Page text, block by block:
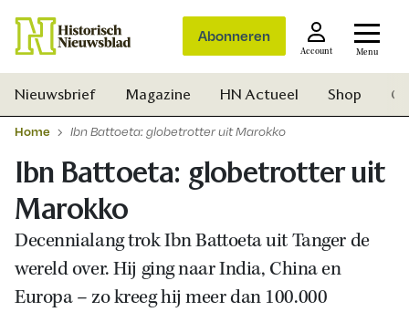
Abonneren
Account Menu
Nieuwsbrief Magazine HN Actueel Shop
Home Ibn Battoeta: globetrotter uit Marokko
Ibn Battoeta: globetrotter uit
Marokko
Decennialang trok Ibn Battoeta uit Tanger de
wereld over. Hij ging naar India, China en
Europa – zo kreeg hij meer dan 100.000